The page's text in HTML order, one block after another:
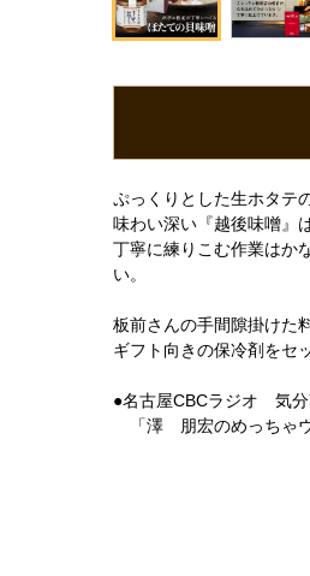
ぷっくりとした生ホタテ
味わい深い『越後味噌』
丁寧に練りこむ作業はか
い。
板前さんの手間隙掛けた
ギフト向きの保冷剤をセ
●名古屋CBCラジオ 気
「澤 朋宏のめっちゃウ